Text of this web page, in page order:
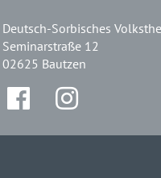
Deutsch-Sorbisches
Seminarstraße 12
02625 Bautzen